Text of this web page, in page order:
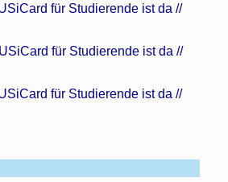
für Studierende ist da //
für Studierende ist da //
für Studierende ist da //